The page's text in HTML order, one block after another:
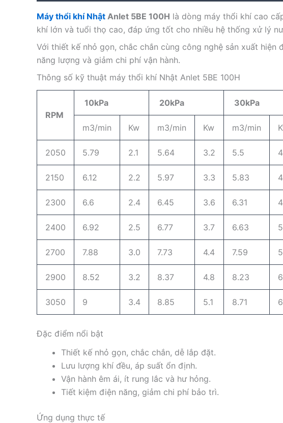
Máy thổi khí Nhật Anlet 5BE 100H là dòng máy thổi khí cao
khí lớn và tuổi thọ cao, đáp ứng tốt cho nhiều hệ thống xử lý
Với thiết kế nhỏ gọn, chắc chắn cùng công nghệ sản xuất
năng lượng và giảm chi phí vận hành.
Thông số kỹ thuật máy thổi khí Nhật Anlet 5BE 100H
RPM
10kPa 20kPa 30kPa
m3/min Kw m3/min Kw m3/min
2050 5.79 2.1 5.64 3.2 5.5
2150 6.12 2.2 5.97 3.3 5.83
2300 6.6 2.4 6.45 3.6 6.31
2400 6.92 2.5 6.77 3.7 6.63
2700 7.88 3.0 7.73 4.4 7.59
2900 8.52 3.2 8.37 4.8 8.23
3050 9 3.4 8.85 5.1 8.71
Đặc điểm nổi bật
Thiết kế nhỏ gọn, chắc chắn, dễ lắp đặt.
Lưu lượng khí đều, áp suất ổn định.
Vận hành êm ái, ít rung lắc và hư hỏng.
Tiết kiệm điện năng, giảm chi phí bảo trì.
Ứng dụng thực tế